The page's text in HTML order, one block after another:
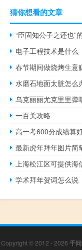
猜你想看的文章
“臣固知公子之还也”
电子工程技术是什么
春节期间做烧烤生意
水磨石地面太脏怎么
乌克丽丽尤克里里弹
一百关攻略
高一考600分成绩算
最新虎年拜年图片简
上海松江区可提供海
学术拜年贺词怎么说
Copyright © 2012 - 2026 千